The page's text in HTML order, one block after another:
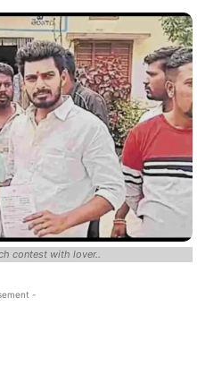
contest with lover..
-